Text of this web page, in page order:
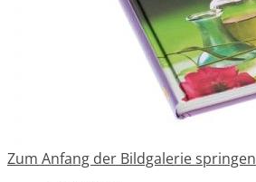
Zum Anfang der Bildgalerie springen